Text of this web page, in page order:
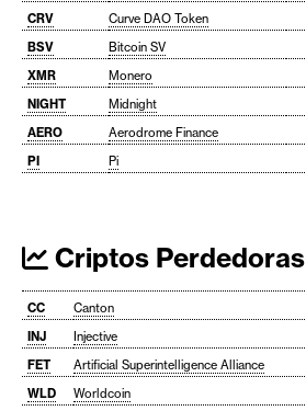
CRV
Curve DAO Token
BSV
Bitcoin SV
XMR
Monero
NIGHT
Midnight
AERO
Aerodrome Finance
PI
Pi
Criptos Perdedoras
CC Canton
INJ
Injective
FET
Artificial Superintelligence Alliance
WLD
Worldcoin